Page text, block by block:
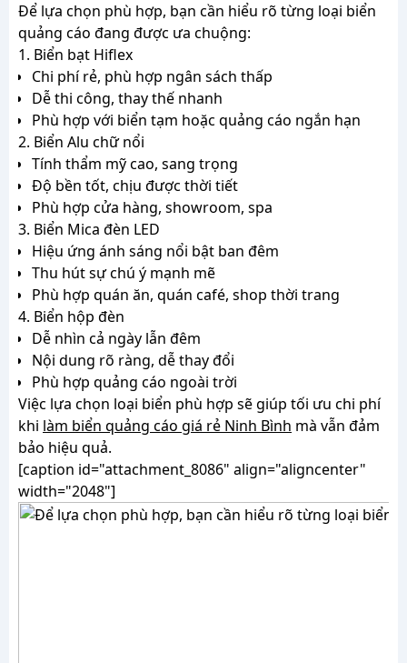
Để lựa chọn phù hợp, bạn cần hiểu rõ từng loại biển
quảng cáo đang được ưa chuộng:
1. Biển bạt Hiflex
Chi phí rẻ, phù hợp ngân sách thấp
Dễ thi công, thay thế nhanh
Phù hợp với biển tạm hoặc quảng cáo ngắn hạn
2. Biển Alu chữ nổi
Tính thẩm mỹ cao, sang trọng
Độ bền tốt, chịu được thời tiết
Phù hợp cửa hàng, showroom, spa
3. Biển Mica đèn LED
Hiệu ứng ánh sáng nổi bật ban đêm
Thu hút sự chú ý mạnh mẽ
Phù hợp quán ăn, quán café, shop thời trang
4. Biển hộp đèn
Dễ nhìn cả ngày lẫn đêm
Nội dung rõ ràng, dễ thay đổi
Phù hợp quảng cáo ngoài trời
Việc lựa chọn loại biển phù hợp sẽ giúp tối ưu chi phí
khi làm biển quảng cáo giá rẻ Ninh Bình mà vẫn đảm
bảo hiệu quả.
[caption id="attachment_8086" align="aligncenter"
width="2048"]